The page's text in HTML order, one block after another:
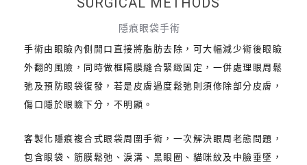
隱痕眼袋手術
手術由眼瞼內側開口直接將脂肪去除，可大幅減少術後眼瞼
外翻的風險，同時做框隔膜縫合緊緻固定，一併處理眼周鬆
弛及預防眼袋復發，若是皮膚過度鬆弛則須修除部分皮膚，
傷口隱於眼瞼下分，不明顯。
客製化隱痕複合式眼袋周圍手術，一次解決眼周老態問題，
包含眼袋、筋膜鬆弛、淚溝、黑眼圈、貓咪紋及中臉垂墜，